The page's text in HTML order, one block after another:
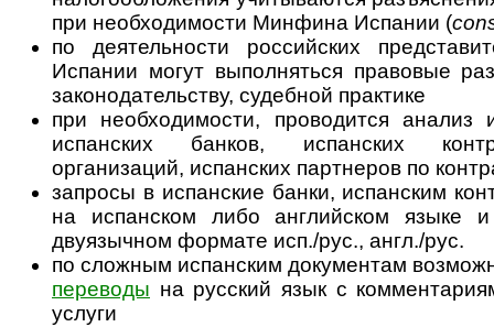
при необходимости Минфина Испании (
по деятельности российских
Испании могут выполняться правовые
законодательству, судебной практике
при необходимости, проводится
испанских банков, испанских
организаций, испанских партнеров по
запросы в испанские банки, испанским
на испанском либо английском языке
двуязычном формате исп./рус., англ./рус.
по сложным испанским документам
переводы на русский язык с
услуги